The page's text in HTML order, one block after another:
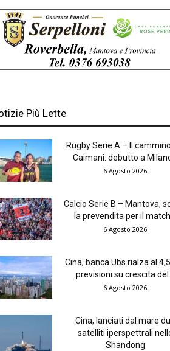
Più Lette
Rugby Serie A – Il
Caimani: debutto a
6 Agosto 2026
Calcio Serie B – Mantova,
la prevendita per il
6 Agosto 2026
Cina, banca Ubs rialza al
previsioni su crescita
6 Agosto 2026
Cina, lanciati dal mare
satelliti iperspettrali
Shandong